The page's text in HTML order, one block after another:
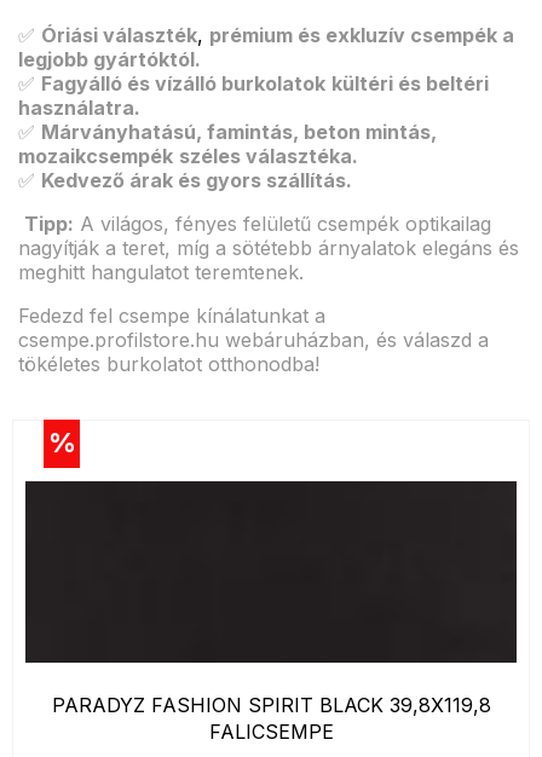
✅ Óriási választék, prémium és exkluzív csempék a
legjobb gyártóktól.
✅ Fagyálló és vízálló burkolatok kültéri és beltéri
használatra.
✅ Márványhatású, famintás, beton mintás,
mozaikcsempék széles választéka.
✅ Kedvező árak és gyors szállítás.
Tipp: A világos, fényes felületű csempék optikailag
nagyítják a teret, míg a sötétebb árnyalatok elegáns és
meghitt hangulatot teremtenek.
Fedezd fel csempe kínálatunkat a
csempe.profilstore.hu webáruházban, és válaszd a
tökéletes burkolatot otthonodba!
%
PARADYZ FASHION SPIRIT BLACK 39,8X119,8
FALICSEMPE